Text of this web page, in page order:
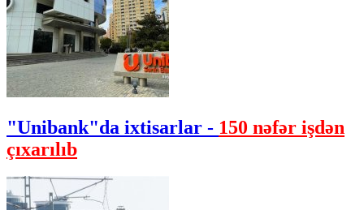
"Unibank"da ixtisarlar - 150 nəfər işdən
çıxarılıb